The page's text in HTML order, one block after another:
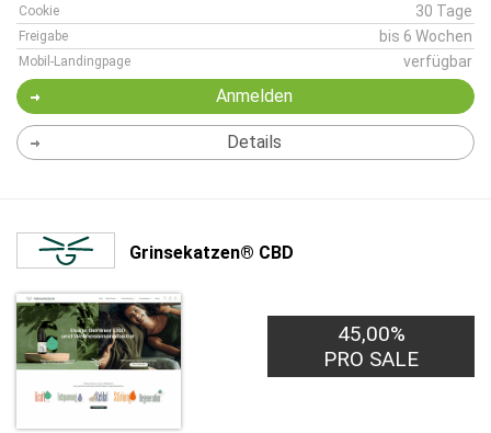
Cookie 30 Tage
Freigabe bis 6 Wochen
Mobil-Landingpage verfügbar
Anmelden
Details
Grinsekatzen® CBD
45,00%
PRO SALE